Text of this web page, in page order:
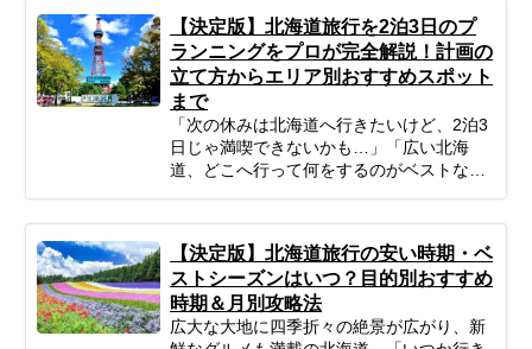
計画すれば、子連れ北海道旅行は最高の体
験になります。 この記事では、子連れファ
ミリーが北海道旅行を思いっきり楽しむた
めの、計画の立て方の基本から、子供が絶
対喜ぶおすすめスポット＆アクティビテ
ィ、ホテル選びの秘訣、そしてあると便利
な持ち物や注意点まで、パパママ目線で徹
【決定版】北海道旅行を2泊3日のプ
ランニングをプロが完全解説！計画の
立て方からエリア別おすすめスポット
まで
「次の休みは北海道へ行きたいけど、2泊3
日じゃ満喫できないかも…」「広い北海
道、どこへ行って何をするのがベストな
な自然、美味しいグルメ、心癒される景色
をたっぷり楽しむことは可能です！この記
事では、忙しいあなたのために、2泊3日の
北海道旅行を最大限に楽しむための計画の
立て方から、エリア別の魅力、旅を充実さ
【決定版】北海道旅行の安い時期・ベ
ストシーズンはいつ？目的別おすすめ
時期＆月別攻略法
広大な大地に四季折々の絶景が広がり、新